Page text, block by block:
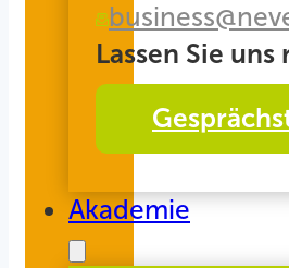
Lassen Sie uns
Akademie